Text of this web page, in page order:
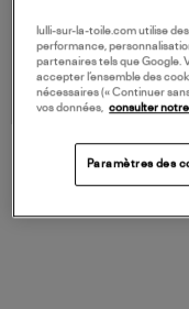
JEROME DREYFUSS
Champagne
lulli-sur-la-toile.com utilise
performance,
partenaires tels que Google.
accepter l’ensemble des
nécessaires (« Continuer
vos données, consulter
Paramètres des